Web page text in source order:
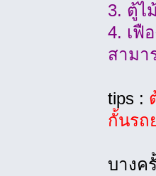
3. ตู้ไ
4. เฟื
สามา
tips :
กั้นรถ
บางค